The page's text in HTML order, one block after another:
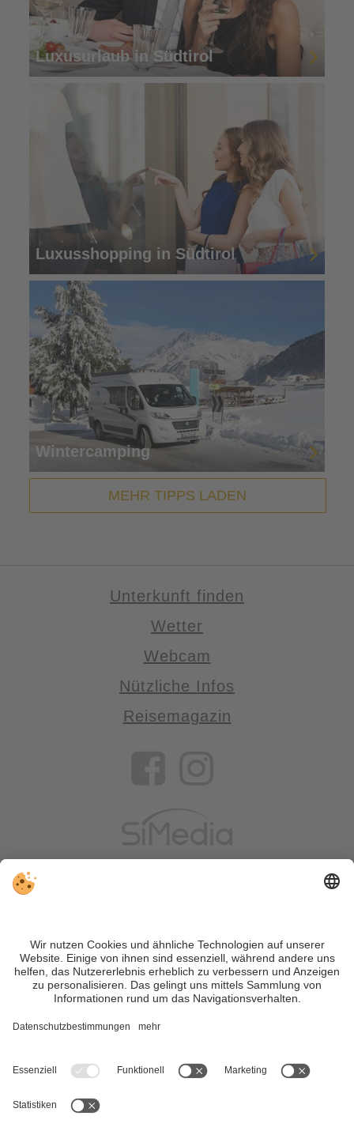
Luxusurlaub in Südtirol
Luxusshopping in Südtirol
Wintercamping
MEHR TIPPS LADEN
Unterkunft finden
Wetter
Webcam
Nützliche Infos
Reisemagazin
VIVOSüdtirol ist das Reiseportal für alle, die Südtirol nicht nur
Trotz genauer Arbeit und ständigem Aktualisieren der Inhalte,
können Fehler auftreten. Wir übernehmen keine Gewähr für
die Richtigkeit und Vollständigkeit aller Informationen.
Veranstalter vor Ort über die aktuellen Bedingungen.